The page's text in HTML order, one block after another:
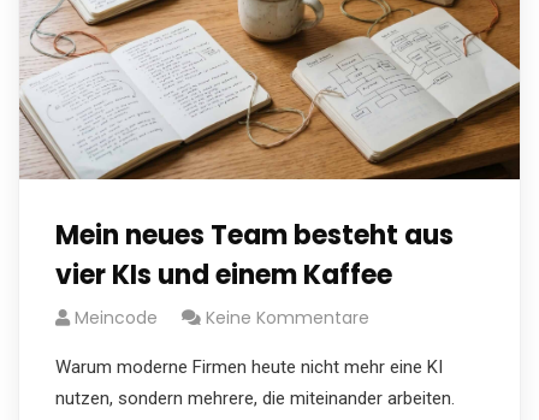
Mein neues Team besteht aus
vier KIs und einem Kaffee
Meincode Keine Kommentare
Warum moderne Firmen heute nicht mehr eine KI
nutzen, sondern mehrere, die miteinander arbeiten.